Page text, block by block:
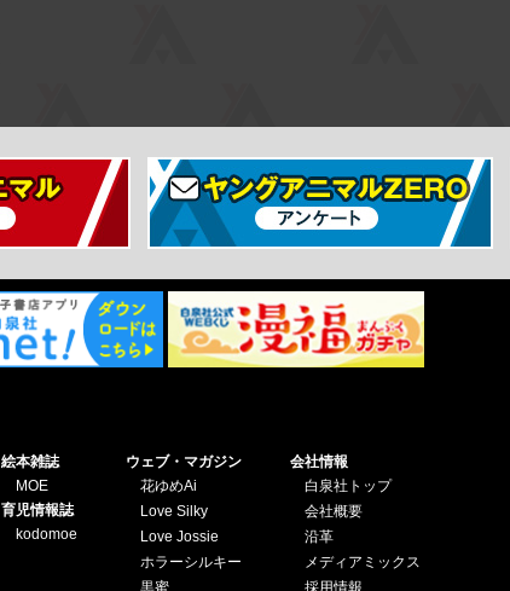
絵本雑誌
MOE
育児情報誌
kodomoe
ウェブ・マガジン
花ゆめAi
Love Silky
Love Jossie
ホラーシルキー
黒蜜
会社情報
白泉社トップ
会社概要
沿革
メディアミックス
採用情報